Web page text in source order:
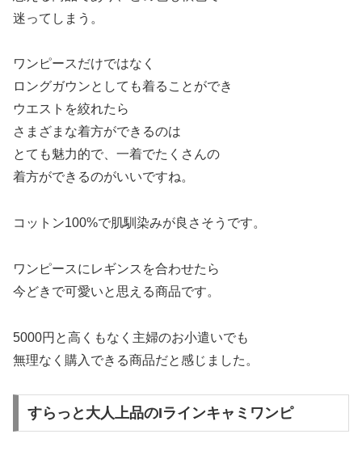
迷ってしまう。
ワンピースだけではなく
ロングガウンとしても着ることができ
ウエストを絞れたら
さまざまな着方ができるのは
とても魅力的で、一着でたくさんの
着方ができるのがいいですね。
コットン100%で肌馴染みが良さそうです。
ワンピースにレギンスを合わせたら
今どきで可愛いと思える商品です。
5000円と高くもなく主婦のお小遣いでも
無理なく購入できる商品だと感じました。
すらっと大人上品のIラインキャミワンピ